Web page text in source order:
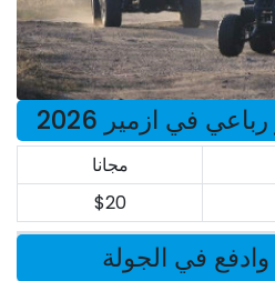
في ازمیر 2026
مجانا
$20
في الجولة